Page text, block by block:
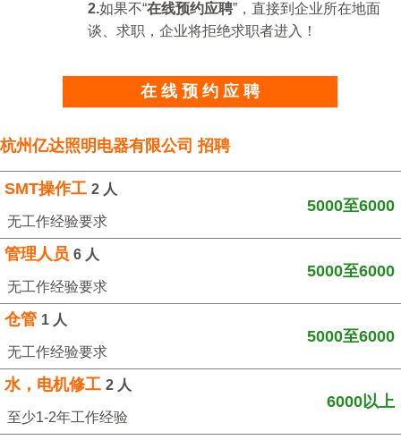
2.如果不“在线预约应聘”，直接到企业所在地面
谈、求职，企业将拒绝求职者进入！
在 线 预 约 应 聘
杭州亿达照明电器有限公司 招聘
SMT操作工 2 人
无工作经验要求
5000至6000
管理人员 6 人
无工作经验要求
5000至6000
仓管 1 人
无工作经验要求
5000至6000
水，电机修工 2 人
至少1-2年工作经验
6000以上